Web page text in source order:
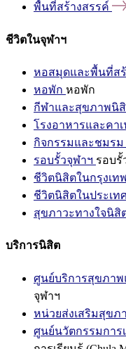
พื้นที่สร้างสรรค์
ชีวิตในจุฬาฯ
หอสมุดและพื้นที่ส
หอพัก หอพัก
กีฬาและสุขภาพนิ
โรงอาหารและคาเ
กิจกรรมและชมรม
รอบรั้วจุฬาฯ รอบรั้
ชีวิตนิสิตในกรุงเท
ชีวิตนิสิตในประเท
สุขภาวะทางใจนิสิ
บริการนิสิต
ศูนย์บริการสุขภาพ
จุฬาฯ
หน่วยส่งเสริมสุขภ
ศูนย์นวัตกรรมการเ